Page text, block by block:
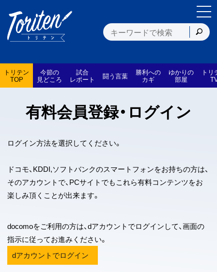
トリテン
TOP
今節の
見どころ
試合
レポート 闘う言葉 勝利への
カギ
ゆかりの
部屋
トリ
有料会員登録・ログイン
ログイン方法を選択してください。
ドコモ、KDDI,ソフトバンクのスマートフォンをお持ちの方は、
そのアカウントで、PCサイトでもこれら有料コンテンツをお
楽しみ頂くことが出来ます。
docomoをご利用の方は、dアカウントでログインして、画面の
指示に従ってお進みください。